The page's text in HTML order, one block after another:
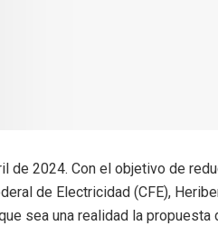
de 2024. Con el objetivo de
de Electricidad (CFE),
sea una realidad la